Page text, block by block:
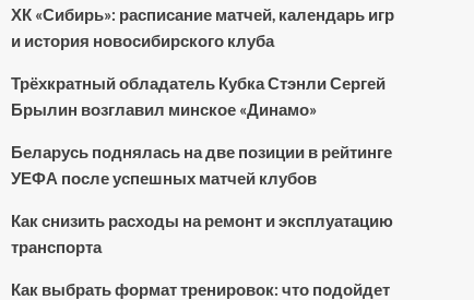
ХК «Сибирь»: расписание матчей, календарь игр
и история новосибирского клуба
Трёхкратный обладатель Кубка Стэнли Сергей
Брылин возглавил минское «Динамо»
Беларусь поднялась на две позиции в рейтинге
УЕФА после успешных матчей клубов
Как снизить расходы на ремонт и эксплуатацию
транспорта
Как выбрать формат тренировок: что подойдет